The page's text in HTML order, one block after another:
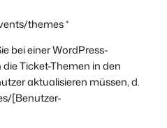
themes *
bei einer WordPress-
Ticket-Themen in den
aktualisieren müssen, d.
[Benutzer-